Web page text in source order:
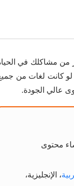
من مشاكلك في
لو كانت لغات من
عالي الجودة.
محتوى
، الإنجليزية،